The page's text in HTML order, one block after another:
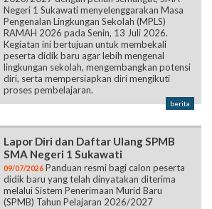
Negeri 1 Sukawati menyelenggarakan Masa
Pengenalan Lingkungan Sekolah (MPLS)
RAMAH 2026 pada Senin, 13 Juli 2026.
Kegiatan ini bertujuan untuk membekali
peserta didik baru agar lebih mengenal
lingkungan sekolah, mengembangkan potensi
diri, serta mempersiapkan diri mengikuti
proses pembelajaran.
berita
Lapor Diri dan Daftar Ulang SPMB
SMA Negeri 1 Sukawati
09/07/2026 Panduan resmi bagi calon peserta
didik baru yang telah dinyatakan diterima
melalui Sistem Penerimaan Murid Baru
(SPMB) Tahun Pelajaran 2026/2027